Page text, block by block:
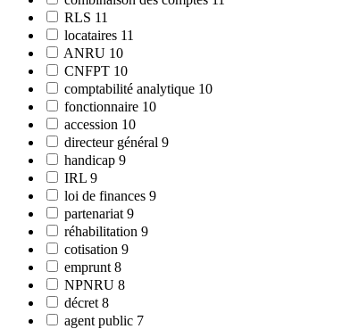
RLS 11
locataires 11
ANRU 10
CNFPT 10
comptabilité analytique 10
fonctionnaire 10
accession 10
directeur général 9
handicap 9
IRL 9
loi de finances 9
partenariat 9
réhabilitation 9
cotisation 9
emprunt 8
NPNRU 8
décret 8
agent public 7